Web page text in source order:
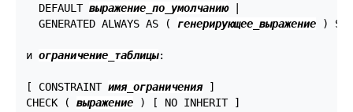
  DEFAULT
выражение_по_умолчанию |
  GENERATED ALWAYS AS (
генерирующее_выражение )
и ограничение_таблицы:
[ CONSTRAINT имя_ограничения ]
CHECK ( выражение ) [ NO INHERIT ]